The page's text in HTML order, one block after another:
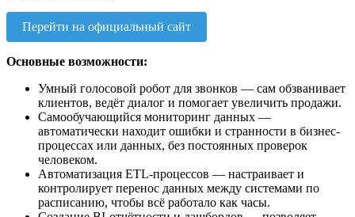
Перейти на официальный сайт
Основные возможности:
Умный голосовой робот для звонков — сам обзванивает
клиентов, ведёт диалог и помогает увеличить продажи.
Самообучающийся мониторинг данных —
автоматически находит ошибки и странности в бизнес-
процессах или данных, без постоянных проверок
человеком.
Автоматизация ETL-процессов — настраивает и
контролирует перенос данных между системами по
расписанию, чтобы всё работало как часы.